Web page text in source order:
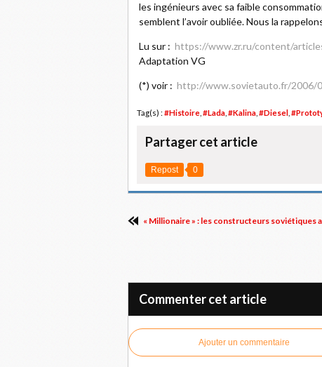
les ingénieurs avec sa faible
semblent l’avoir oubliée. Nous la
Lu sur : https://www.zr.ru/content/
Adaptation VG
(*) voir : http://www.sovietauto.fr/2006/
Tag(s) : #Histoire #Lada #Kalina #Diesel
Partager cet article
Repost 0
« Millionaire » : les constructeurs soviétiques
Commenter cet article
Ajouter un commentaire